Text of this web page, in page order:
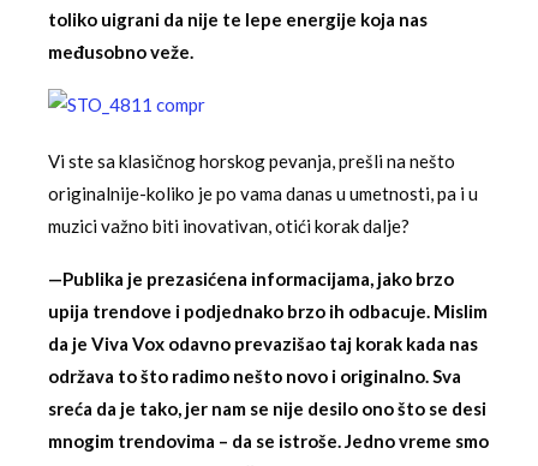
toliko uigrani da nije te lepe energije koja nas
međusobno veže.
Vi ste sa klasičnog horskog pevanja, prešli na nešto
originalnije-koliko je po vama danas u umetnosti, pa i u
muzici važno biti inovativan, otići korak dalje?
—Publika je prezasićena informacijama, jako brzo
upija trendove i podjednako brzo ih odbacuje. Mislim
da je Viva Vox odavno prevazišao taj korak kada nas
održava to što radimo nešto novo i originalno. Sva
sreća da je tako, jer nam se nije desilo ono što se desi
mnogim trendovima – da se istroše. Jedno vreme smo